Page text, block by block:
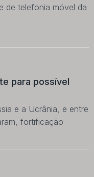
de telefonia móvel da
para possível
e a Ucrânia, e entre
fortificação